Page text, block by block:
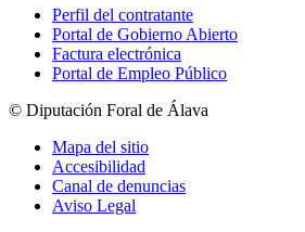
Perfil del contratante
Portal de Gobierno Abierto
Factura electrónica
Portal de Empleo Público
© Diputación Foral de Álava
Mapa del sitio
Accesibilidad
Canal de denuncias
Aviso Legal